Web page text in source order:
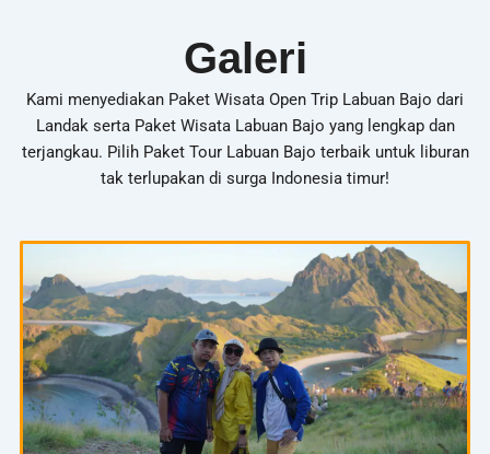
Galeri
Kami menyediakan Paket Wisata Open Trip Labuan Bajo dari
Landak serta Paket Wisata Labuan Bajo yang lengkap dan
terjangkau. Pilih Paket Tour Labuan Bajo terbaik untuk liburan
tak terlupakan di surga Indonesia timur!